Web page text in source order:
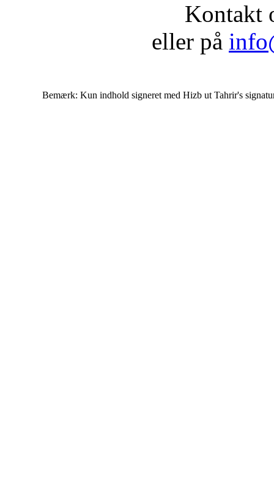
Kontakt
eller på
Bemærk: Kun indhold signeret med Hizb ut Tahrir's